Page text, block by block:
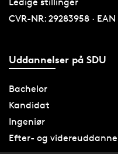
CVR-NR: 29283958 · EAN
Uddannelser på SDU
Bachelor
Kandidat
Ingeniør
Efter- og